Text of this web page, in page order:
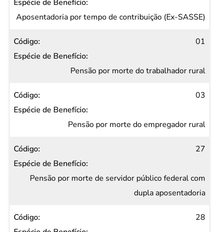
Aposentadoria por tempo de contribuição (Ex-SASSE)
01
Pensão por morte do trabalhador rural
03
Pensão por morte do empregador rural
27
Pensão por morte de servidor público federal com
dupla aposentadoria
28